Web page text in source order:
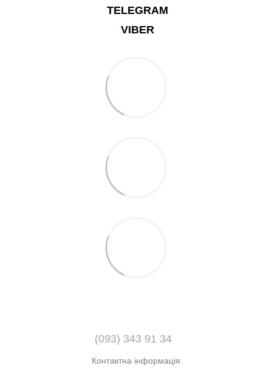
TELEGRAM
VIBER
(093) 343 91 34
Контактна інформація